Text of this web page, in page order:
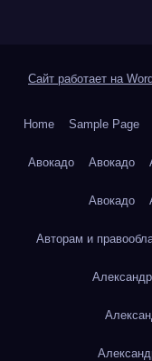
Сайт работает на
Home Sample Page
Авокадо Авокадо
Авокадо
Авторам и